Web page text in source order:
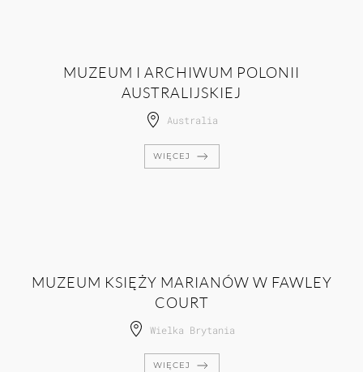
MUZEUM I ARCHIWUM POLONII
AUSTRALIJSKIEJ
Australia
WIĘCEJ
MUZEUM KSIĘŻY MARIANÓW W FAWLEY
COURT
Wielka Brytania
WIĘCEJ